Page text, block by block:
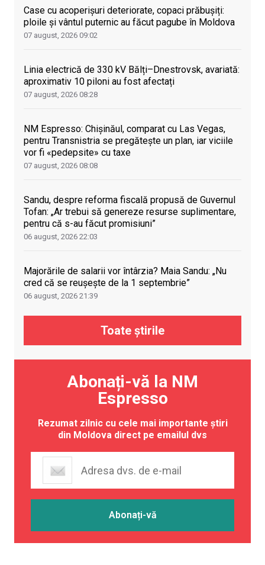
Case cu acoperișuri deteriorate, copaci prăbușiți:
ploile și vântul puternic au făcut pagube în Moldova
07 august, 2026 09:02
Linia electrică de 330 kV Bălți–Dnestrovsk, avariată:
aproximativ 10 piloni au fost afectați
07 august, 2026 08:28
NM Espresso: Chișinăul, comparat cu Las Vegas,
pentru Transnistria se pregătește un plan, iar viciile
vor fi «pedepsite» cu taxe
07 august, 2026 08:08
Sandu, despre reforma fiscală propusă de Guvernul
Tofan: „Ar trebui să genereze resurse suplimentare,
pentru că s-au făcut promisiuni”
06 august, 2026 22:03
Majorările de salarii vor întârzia? Maia Sandu: „Nu
cred că se reușește de la 1 septembrie”
06 august, 2026 21:39
Toate știrile
Abonați-vă la NM
Espresso
Rezumat zilnic cu cele mai importante știri
din Moldova direct pe emailul dvs